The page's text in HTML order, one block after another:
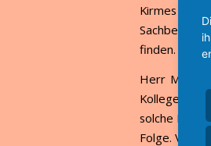
Kirmes
finden.
Herr
Kollegen
solche
Folge. Viel